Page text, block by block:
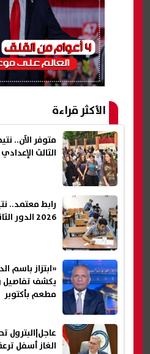
الأكثر قراءة
متوفر الآن..
الثالث الإعدادي 2026 بالاسم فقط
رابط معتمد..
2026 الدور الثاني محافظة الشرقية
«ابتزاز باسم
يكشف تفاصيل
مطعم بأكتوبر
الغاز أسفل